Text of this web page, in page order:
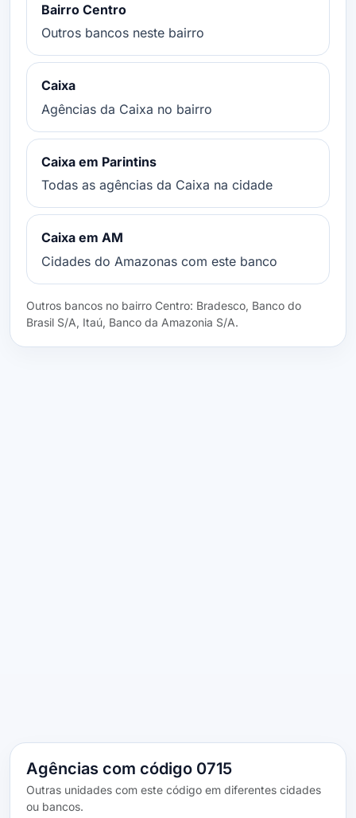
Bairro Centro
Outros bancos neste bairro
Caixa
Agências da Caixa no bairro
Caixa em Parintins
Todas as agências da Caixa na cidade
Caixa em AM
Cidades do Amazonas com este banco
Outros bancos no bairro Centro: Bradesco, Banco do
Brasil S/A, Itaú, Banco da Amazonia S/A.
Agências com código 0715
Outras unidades com este código em diferentes cidades
ou bancos.